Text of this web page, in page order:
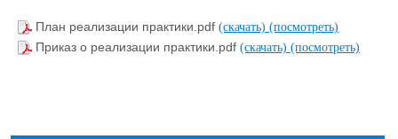
План реализации практики.pdf (скачать) (посмотреть)
Приказ о реализации практики.pdf (скачать) (посмотреть)